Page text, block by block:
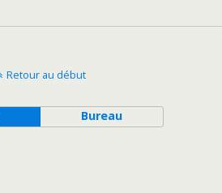
Retour au début
Bureau